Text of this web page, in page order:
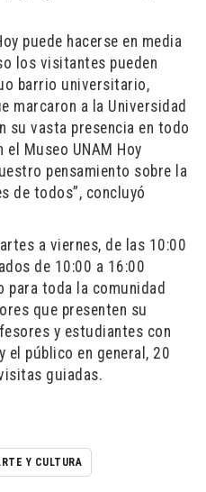
puede hacerse en media
los visitantes pueden
barrio universitario,
marcaron a la Universidad
su vasta presencia en todo
Museo UNAM Hoy
pensamiento sobre la
de todos”, concluyó
a viernes, de las 10:00
de 10:00 a 16:00
para toda la comunidad
que presenten su
y estudiantes con
el público en general, 20
guiadas.
Y CULTURA